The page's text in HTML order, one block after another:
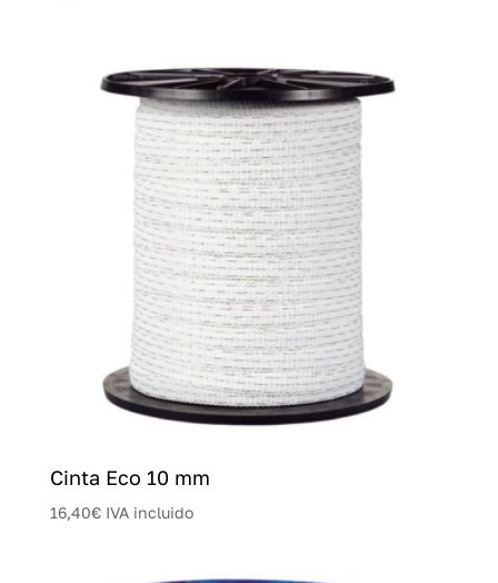
Cinta Eco 10 mm
16,40€ IVA incluido